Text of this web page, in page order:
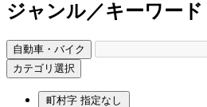
ジャンル／キーワード
自動車・バイク
カテゴリ選択
町村字 指定なし